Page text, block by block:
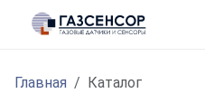
Главная Каталог